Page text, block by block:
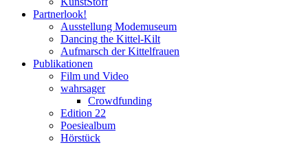
Partnerlook!
Ausstellung Modemuseum
Dancing the Kittel-Kilt
Aufmarsch der Kittelfrauen
Publikationen
Film und Video
wahrsager
Crowdfunding
Edition 22
Poesiealbum
Hörstück